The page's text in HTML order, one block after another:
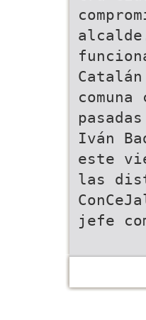
Iván
este
las
jefe